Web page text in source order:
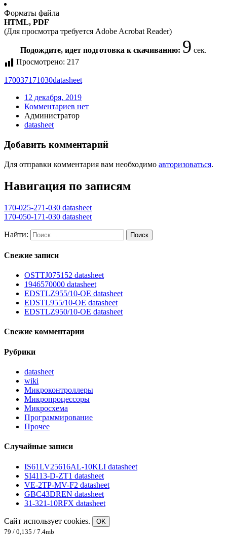
Форматы файла
HTML, PDF
(Для просмотра требуется Adobe Acrobat Reader)
Подождите, идет подготовка к скачиванию: 9 сек.
Просмотрено: 217
170037171030datasheet
12 декабря, 2019
Комментариев нет
Администратор
datasheet
Добавить комментарий
Для отправки комментария вам необходимо авторизоваться.
Навигация по записям
170-025-271-030 datasheet
170-050-171-030 datasheet
Найти:
Свежие записи
OSTTJ075152 datasheet
1946570000 datasheet
EDSTLZ955/10-OE datasheet
EDSTL955/10-OE datasheet
EDSTLZ950/10-OE datasheet
Свежие комментарии
Рубрики
datasheet
wiki
Микроконтроллеры
Микропроцессоры
Микросхема
Программирование
Прочее
Случайные записи
IS61LV25616AL-10KLI datasheet
SI4113-D-ZT1 datasheet
VE-2TP-MV-F2 datasheet
GBC43DREN datasheet
31-321-10RFX datasheet
Сайт использует cookies.
OK
79 / 0,135 / 7.4mb